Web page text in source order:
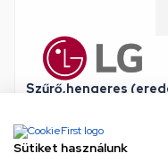
Sütiket használunk
Szűrő,hengeres
Csak rendelésre, 15